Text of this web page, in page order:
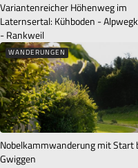
Variantenreicher Höhenweg im
Laternsertal: Kühboden -
- Rankweil
WANDERUNGEN
Nobelkammwanderung mit Start
Gwiggen